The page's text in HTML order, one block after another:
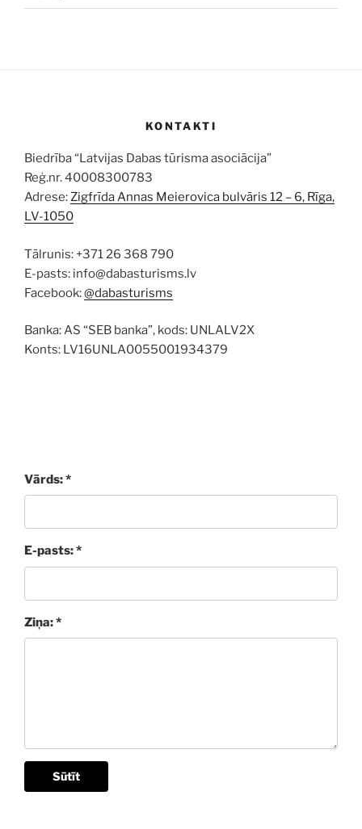
KONTAKTI
Biedrība “Latvijas Dabas tūrisma asociācija”
Reģ.nr. 40008300783
Adrese:Zigfrīda Annas Meierovica bulvāris 12 – 6, Rīga,
LV-1050
Tālrunis: +371 26 368 790
E-pasts: info@dabasturisms.lv
Facebook:@dabasturisms
Banka: AS “SEB banka”, kods: UNLALV2X
Konts: LV16UNLA0055001934379
Vārds: *
E-pasts: *
Ziņa: *
Sūtīt